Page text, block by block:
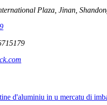
Plaza, Jinan,